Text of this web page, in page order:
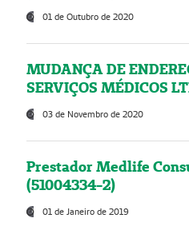
01 de Outubro de 2020
MUDANÇA DE
SERVIÇOS MÉDICOS
03 de Novembro de 2020
Prestador Medlife
(51004334-2)
01 de Janeiro de 2019